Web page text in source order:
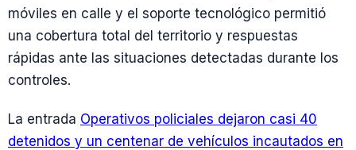
móviles en calle y el soporte tecnológico permitió
una cobertura total del territorio y respuestas
rápidas ante las situaciones detectadas durante los
controles.
La entrada Operativos policiales dejaron casi 40
detenidos y un centenar de vehículos incautados en